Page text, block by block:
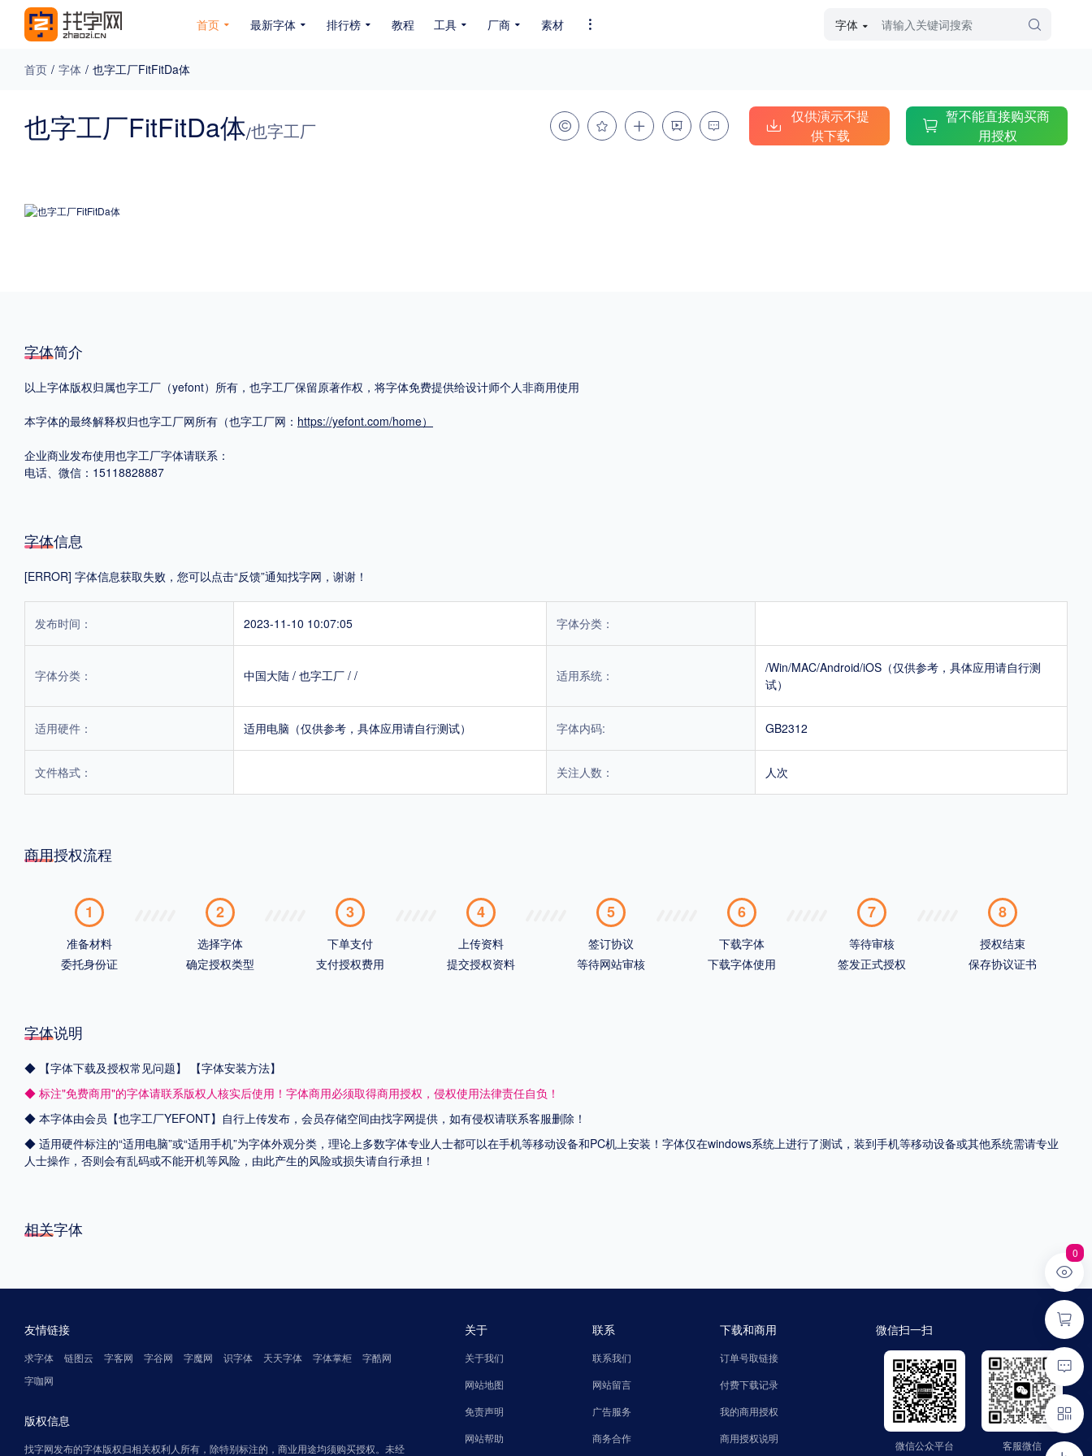
首页 最新字体
免费下载 收费下载 免费商用 无下载 GB18030 BIG5 SHIFT-JIS 硬笔手写 毛笔飞白 粉笔勾绘 个性书体
格式
.TTF .OTF .TTC
平台
适用电脑
重要提示：本站提供的字体除标注“
排行榜 教程 工具 厂商 素材 字体
首页 / 字体 / 也字工厂FitFitDa体
也字工厂FitFitDa体/也字工厂
仅供演示不提
供下载
暂不能直接购买商
用授权
字体简介
以上字体版权归属也字工厂（yefont）所有，也字工厂保留原著作权，将字体免费提供给设计师个人非商用使用
本字体的最终解释权归也字工厂网所有（也字工厂网： https://yefont.com/home）
企业商业发布使用也字工厂字体请联系：
电话、微信：15118828887
字体信息
[ERROR] 字体信息获取失败，您可以点击“反馈”通知找字网，谢谢！
发布时间： 2023-11-10 10:07:05 字体分类：
字体分类： 中国大陆 / 也字工厂 / / 适用系统：
/Win/MAC/Android/iOS（仅供参考，具体应用请自行测
试）
适用硬件： 适用电脑（仅供参考，具体应用请自行测试） 字体内码: GB2312
文件格式： 关注人数： 人次
商用授权流程
1
准备材料
委托身份证
2
选择字体
确定授权类型
3
下单支付
支付授权费用
4
上传资料
提交授权资料
5
签订协议
等待网站审核
6
下载字体
下载字体使用
7
等待审核
签发正式授权
8
授权结束
保存协议证书
字体说明
◆ 【字体下载及授权常见问题】
【字体安装方法】
◆ 标注"免费商用"的字体请联系版权人核实后使用！字体商用必须取得商用授权，侵权使用法律责任自负！
◆ 本字体由会员【也字工厂YEFONT】自行上传发布，会员存储空间由找字网提供，如有侵权请联系客服删除！
◆ 适用硬件标注的“适用电脑”或“适用手机”为字体外观分类，理论上多数字体专业人士都可以在手机等移动设备和PC机上安装！字体仅在windows系统上进行了测试，装到手机等移动设备或其他系统需请专业
人士操作，否则会有乱码或不能开机等风险，由此产生的风险或损失请自行承担！
相关字体
友情链接
求字体 链图云 字客网 字谷网 字魔网 识字体 天天字体 字体掌柜
字酷网
字咖网
版权信息
找字网发布的字体版权归相关权利人所有，除特别标注的，商业用途均须购买授权。未经
关于
关于我们
网站地图
免责声明
网站帮助
联系
联系我们
网站留言
广告服务
商务合作
下载和商用
订单号取链接
付费下载记录
我的商用授权
商用授权说明
微信扫一扫
微信公众平台 客服微信
0
微信公众平台
客服微信